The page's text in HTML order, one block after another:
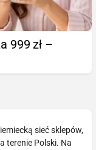
999 zł –
sieć sklepów,
terenie Polski. Na